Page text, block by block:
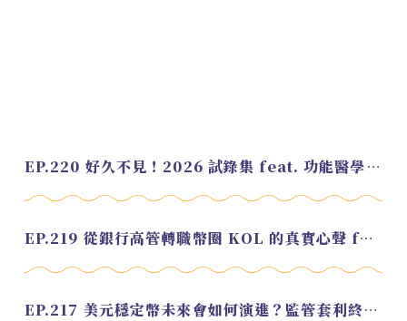
EP.220 好久不見！2026 試錄集 feat. 功能醫學營養師 美寶
EP.219 從銀行高管轉職幣圈 KOL 的真實心聲 feat.龜大
EP.217 美元穩定幣未來會如何演進？監管套利終將收斂？feat. 研究員 余哲安